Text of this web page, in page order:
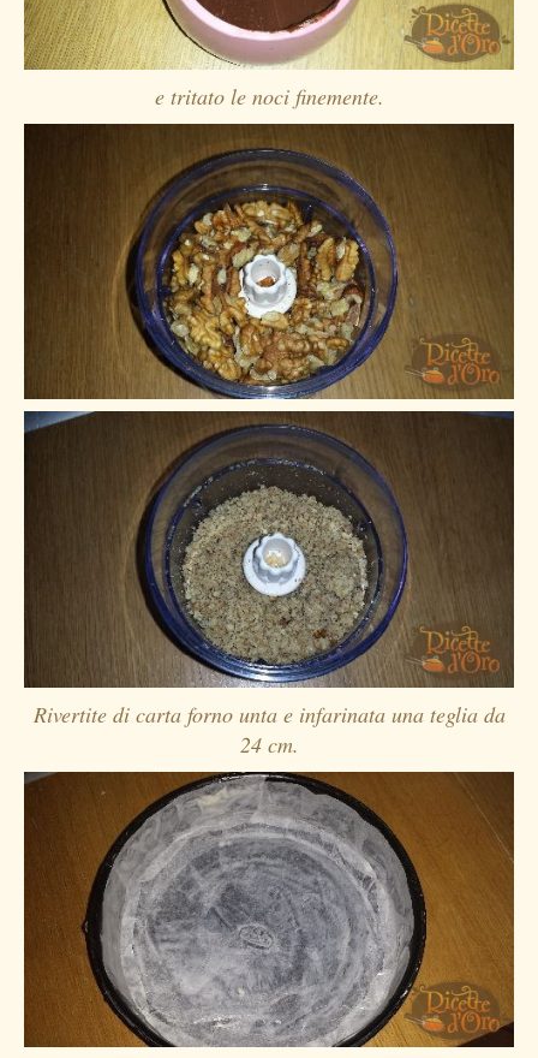
e tritato le noci finemente.
Rivertite di carta forno unta e infarinata una teglia da
24 cm.